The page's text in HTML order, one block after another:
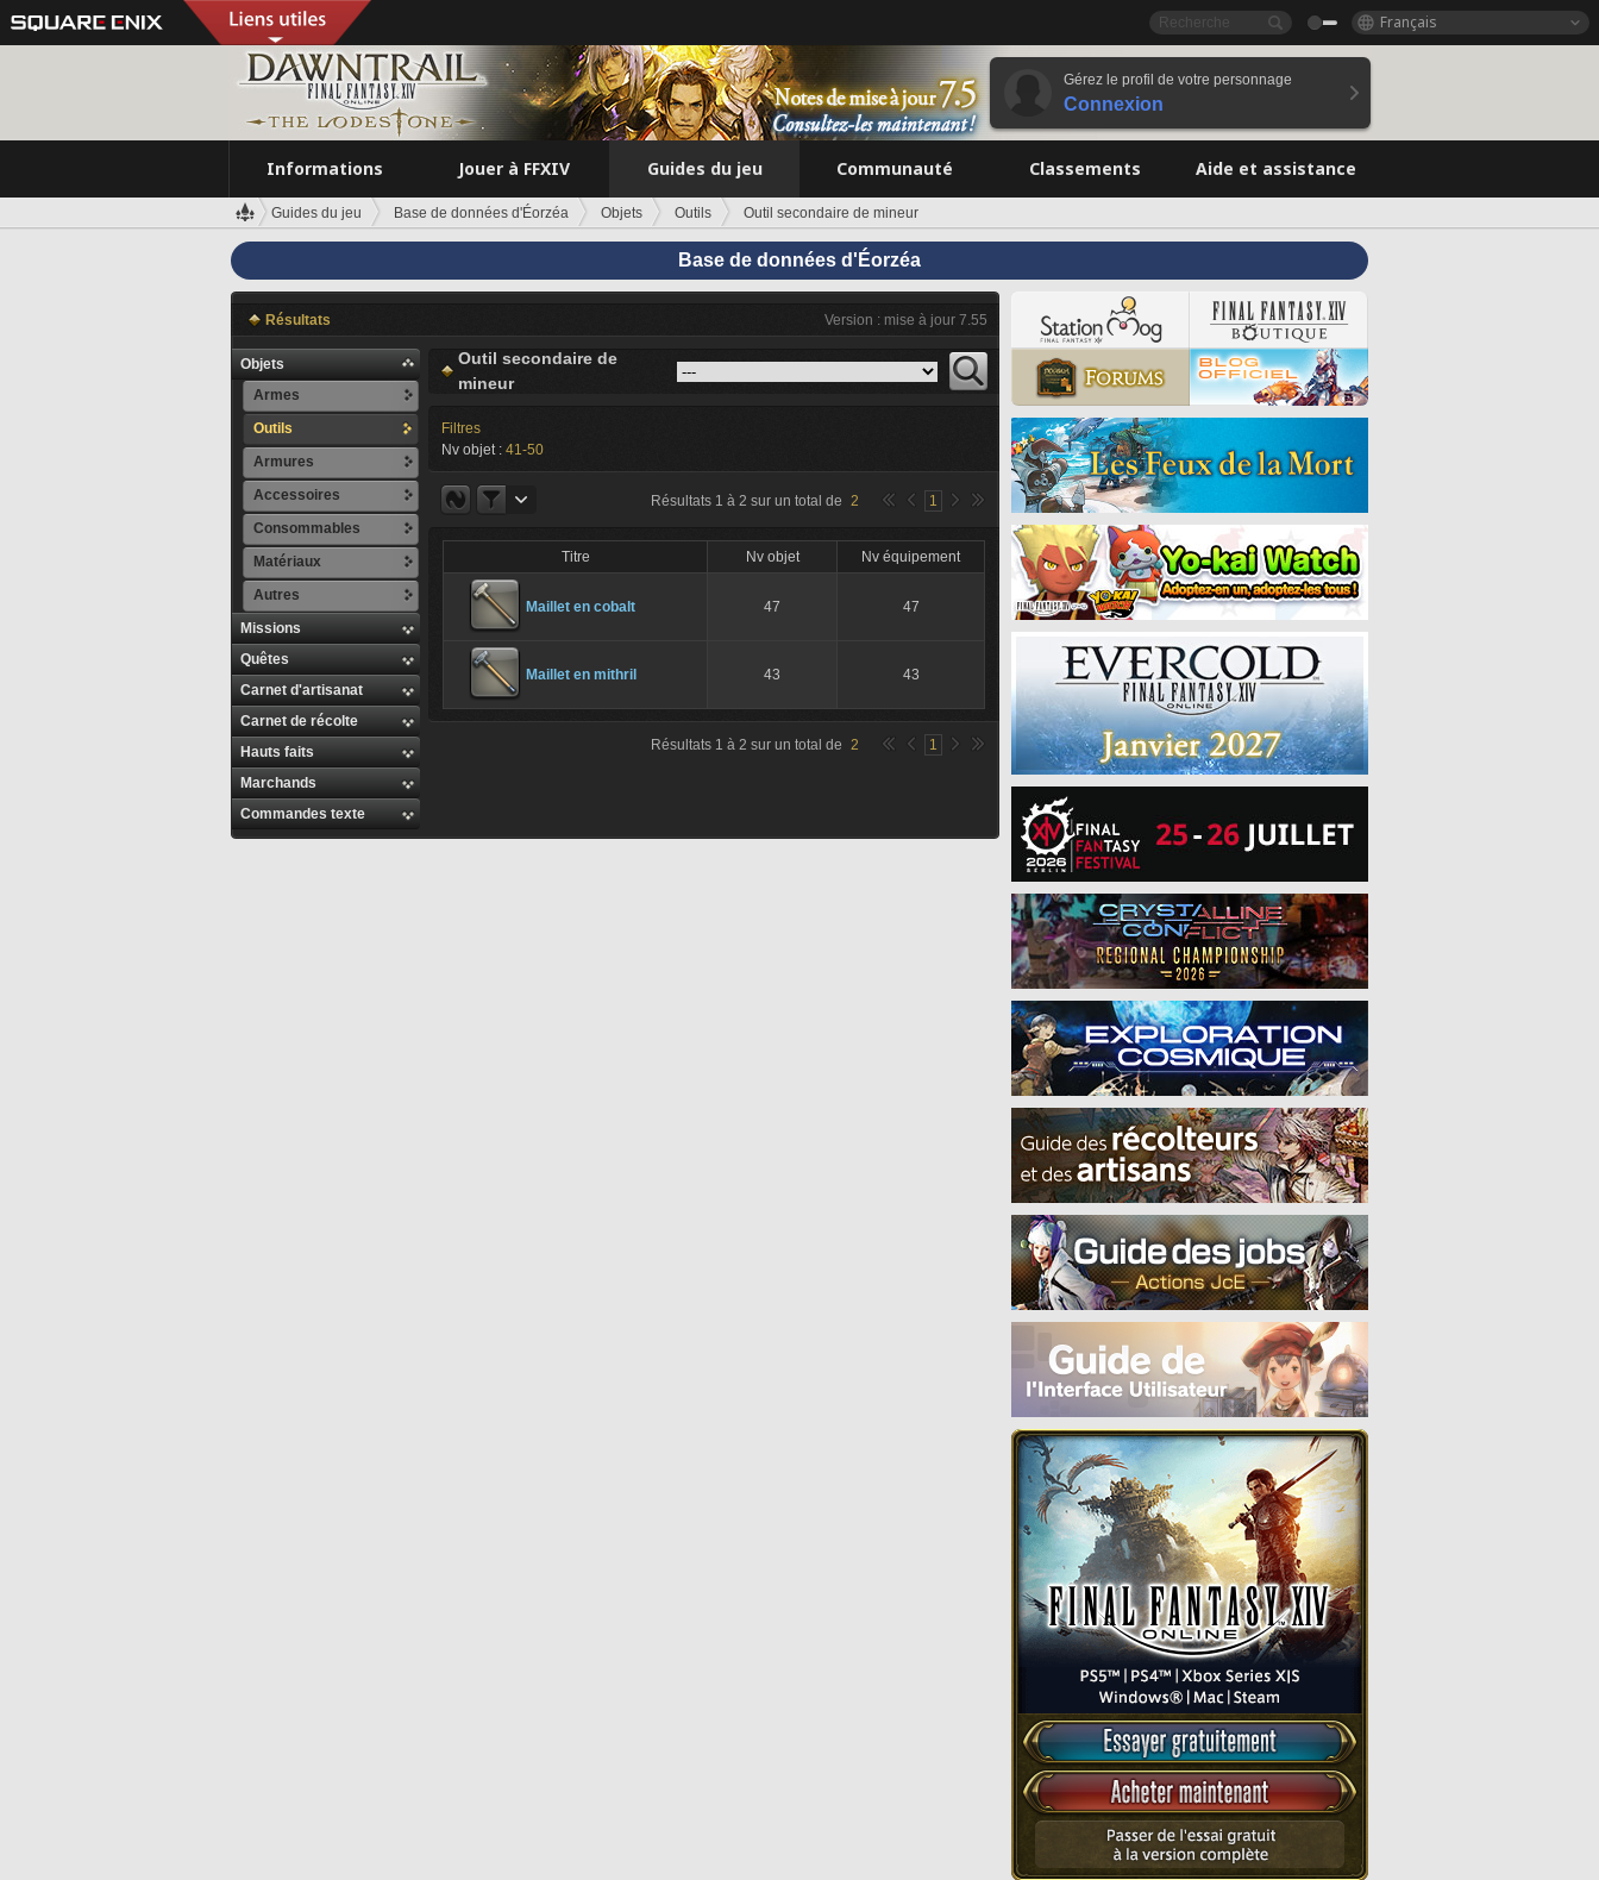
Français
Gérez le profil de votre personnage
Connexion
Informations Jouer à FFXIV Guides du jeu Communauté Classements Aide et assistance
Guides du jeu Base de données d'Éorzéa Objets Outils Outil secondaire de mineur
Base de données d'Éorzéa
Résultats Version : mise à jour 7.55
Objets
Armes
Outils
Armures
Accessoires
Consommables
Matériaux
Autres
Missions
Quêtes
Carnet d'artisanat
Carnet de récolte
Hauts faits
Marchands
Commandes texte
Outil secondaire de
mineur
Filtres
Nv objet : 41-50
Résultats 1 à 2 sur un total de 2 1
Titre Nv objet Nv équipement
Maillet en cobalt 47 47
Maillet en mithril 43 43
Résultats 1 à 2 sur un total de 2 1